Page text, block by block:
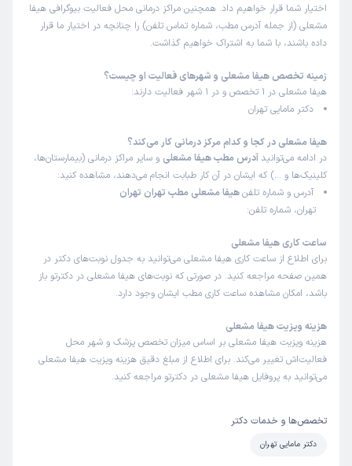
اختیار شما قرار خواهیم داد. همچنین مراکز درمانی محل فعالیت بیوگرافی هیفا
مشعلی (از جمله آدرس مطب، شماره تماس تلفن) را چنانچه در اختیار ما قرار
داده باشند، با شما به اشتراک خواهیم گذاشت.
زمینه تخصص هیفا مشعلی و شهرهای فعالیت او چیست؟
هیفا مشعلی در 1 تخصص و در 1 شهر فعالیت دارند:
دکتر مامایی تهران
هیفا مشعلی در کجا و کدام مرکز درمانی کار می‌کند؟
در ادامه می‌توانید آدرس مطب هیفا مشعلی و سایر مراکز درمانی (بیمارستان‌ها،
کلینیک‌ها و …) که ایشان در آن کار طبابت انجام می‌دهند، مشاهده کنید:
آدرس و شماره تلفنهیفا مشعلی مطب تهران تهران
تهران، شماره تلفن:
ساعت کاری هیفا مشعلی
برای اطلاع از ساعت کاری هیفا مشعلی می‌توانید به جدول نوبت‌های دکتر در
همین صفحه مراجعه کنید. در صورتی که نوبت‌های هیفا مشعلی در دکترتو باز
باشد، امکان مشاهده ساعت کاری مطب ایشان وجود دارد.
هزینه ویزیت هیفا مشعلی
هزینه ویزیت هیفا مشعلی بر اساس میزان تخصص پزشک و شهر محل
فعالیت‌اش تغییر می‌کند. برای اطلاع از مبلغ دقیق هزینه ویزیت هیفا مشعلی
می‌توانید به پروفایل هیفا مشعلی در دکترتو مراجعه کنید.
تخصص‌ها و خدمات دکتر
دکتر مامایی تهران